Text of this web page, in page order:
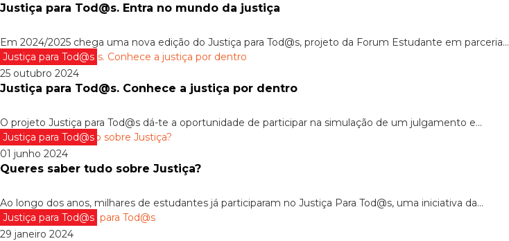
Justiça para Tod@s. Entra no mundo da justiça
Em 2024/2025 chega uma nova edição do Justiça para Tod@s, projeto da Forum Estudante em parceria...
Justiça para Tod@s
25 outubro 2024
Justiça para Tod@s. Conhece a justiça por dentro
O projeto Justiça para Tod@s dá-te a oportunidade de participar na simulação de um julgamento e...
Justiça para Tod@s
01 junho 2024
Queres saber tudo sobre Justiça?
Ao longo dos anos, milhares de estudantes já participaram no Justiça Para Tod@s, uma iniciativa da...
Justiça para Tod@s
29 janeiro 2024